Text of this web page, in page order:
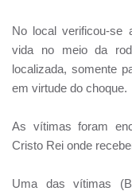
No local verificou-se
vida no meio da
localizada, somente
em virtude do choque.
As vítimas foram
Cristo Rei onde
Uma das vítimas